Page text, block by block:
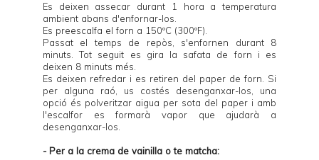
Es deixen assecar durant 1 hora a temperatura
ambient abans d'enfornar-los.
Es preescalfa el forn a 150ºC (300ºF).
Passat el temps de repòs, s'enfornen durant 8
minuts. Tot seguit es gira la safata de forn i es
deixen 8 minuts més.
Es deixen refredar i es retiren del paper de forn. Si
per alguna raó, us costés desenganxar-los, una
opció és polveritzar aigua per sota del paper i amb
l'escalfor es formarà vapor que ajudarà a
desenganxar-los.
- Per a la crema de vainilla o te matcha: